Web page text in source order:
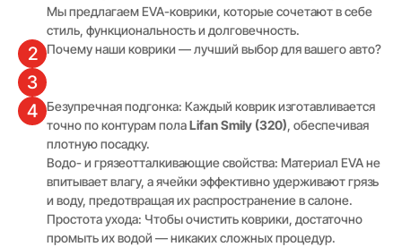
2 Почему наши коврики — лучший выбор для вашего авто?
3
4 Безупречная подгонка: Каждый коврик изготавливается
точно по контурам полаLifan Smily (320), обеспечивая
плотную посадку.
Водо- и грязеотталкивающие свойства: Материал EVA не
впитывает влагу, а ячейки эффективно удерживают грязь
и воду, предотвращая их распространение в салоне.
Простота ухода: Чтобы очистить коврики, достаточно
промыть их водой — никаких сложных процедур.
Мы предлагаем EVA-коврики, которые сочетают в себе
стиль, функциональность и долговечность.